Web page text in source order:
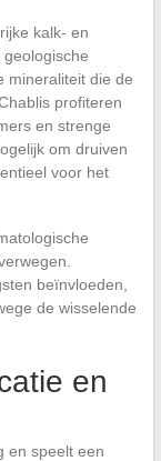
kalk- en
mineraliteit die de
profiteren
en strenge
om druiven
voor het
beïnvloeden,
de wisselende
en
en speelt een